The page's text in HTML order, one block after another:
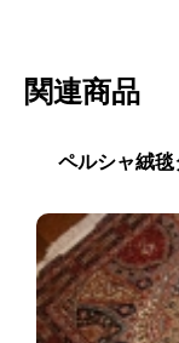
関連商品
ペルシャ絨